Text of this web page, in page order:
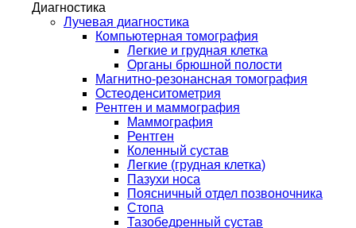
Диагностика
Лучевая диагностика
Компьютерная томография
Легкие и грудная клетка
Органы брюшной полости
Магнитно-резонансная томография
Остеоденситометрия
Рентген и маммография
Маммография
Рентген
Коленный сустав
Легкие (грудная клетка)
Пазухи носа
Поясничный отдел позвоночника
Стопа
Тазобедренный сустав